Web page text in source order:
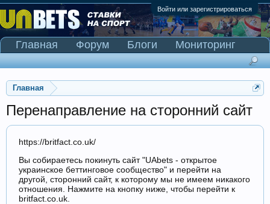
Войти или зарегистрироваться
Главная
Перенаправление на сторонний сайт
https://britfact.co.uk/
Вы собираетесь покинуть сайт "UAbets - открытое
украинское беттинговое сообщество" и перейти на
другой, сторонний сайт, к которому мы не имеем никакого
отношения. Нажмите на кнопку ниже, чтобы перейти к
britfact.co.uk.
Главная Форум Блоги
Мониторинг
Сканер Pinnacle